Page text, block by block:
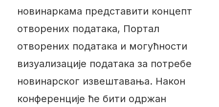
новинаркама представити концепт
отворених података, Портал
отворених података и могућности
визуализације података за потребе
новинарског извештавања. Након
конференције ће бити одржан